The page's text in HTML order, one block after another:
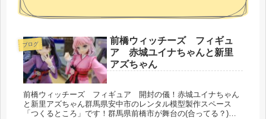
ブログ
前橋ウィッチーズ フィギュ
ア 赤城ユイナちゃんと新里
アズちゃん
前橋ウィッチーズ フィギュア 開封の儀！赤城ユイナちゃん
と新里アズちゃん群馬県安中市のレンタル模型製作スペース
「つくるところ」です！群馬県前橋市が舞台の(合ってる？)ア